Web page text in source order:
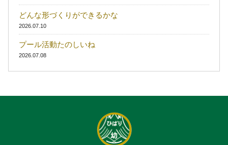
どんな形づくりができるかな
2026.07.10
プール活動たのしいね
2026.07.08